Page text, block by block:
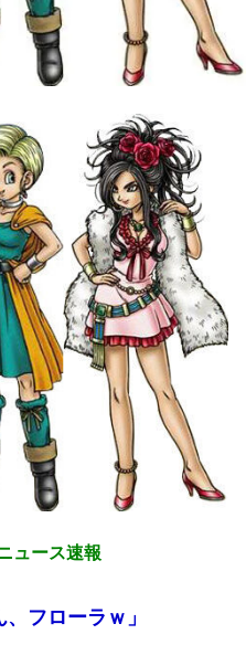
ュース速報
フローラｗ」